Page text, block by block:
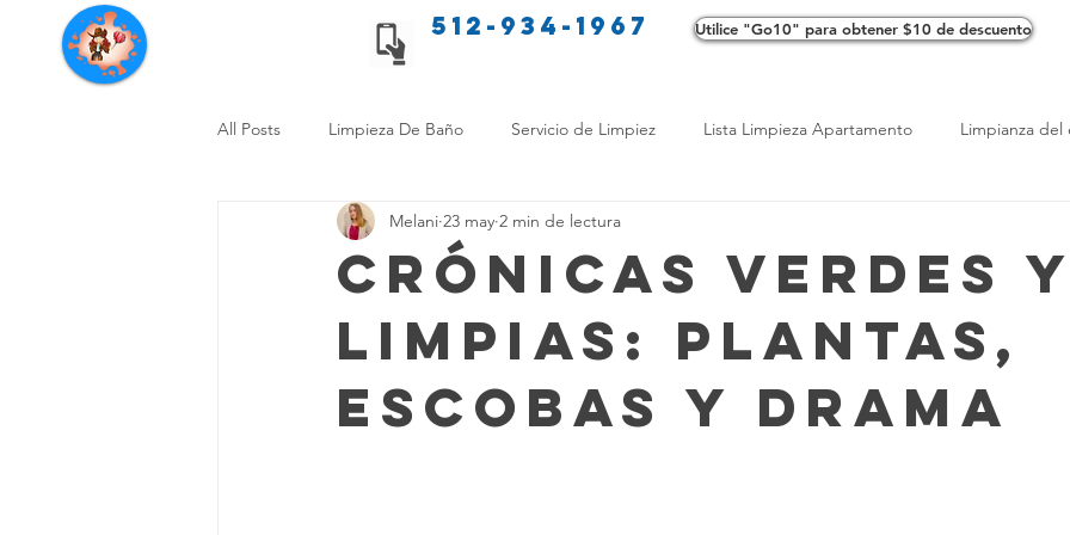
Servicios de limpieza de Texas 512-934-1967 Utilice "Go10" para obtener $10 de descuento
All Posts Limpieza De Baño Servicio de Limpiez Lista Limpieza Apartamento Limpianza
Consejos de limpieza para mascotas Consejos de limpieza ecológica
Limpieza Sin Alergias Beneficios de Profesionales LimpiezaTransformadora Limpieza
Comparación Limpieza Hogar Opciones de limpieza Diferencias en Limpieza Truco de
Crónicas Verdes y
Limpias: Plantas,
Escobas y Drama
Melani 23 may 2 min de lectura